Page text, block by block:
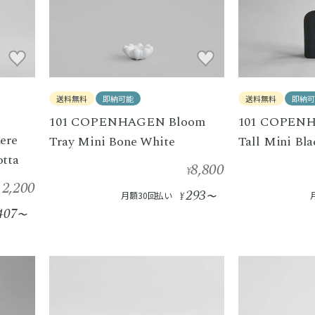
〜
送料無料 即納可能
101 COPENHAGEN Bloom
Tray Mini Bone White
¥8,800
月額30回払い ¥293〜
送料無料 即納
101
Tall Mini